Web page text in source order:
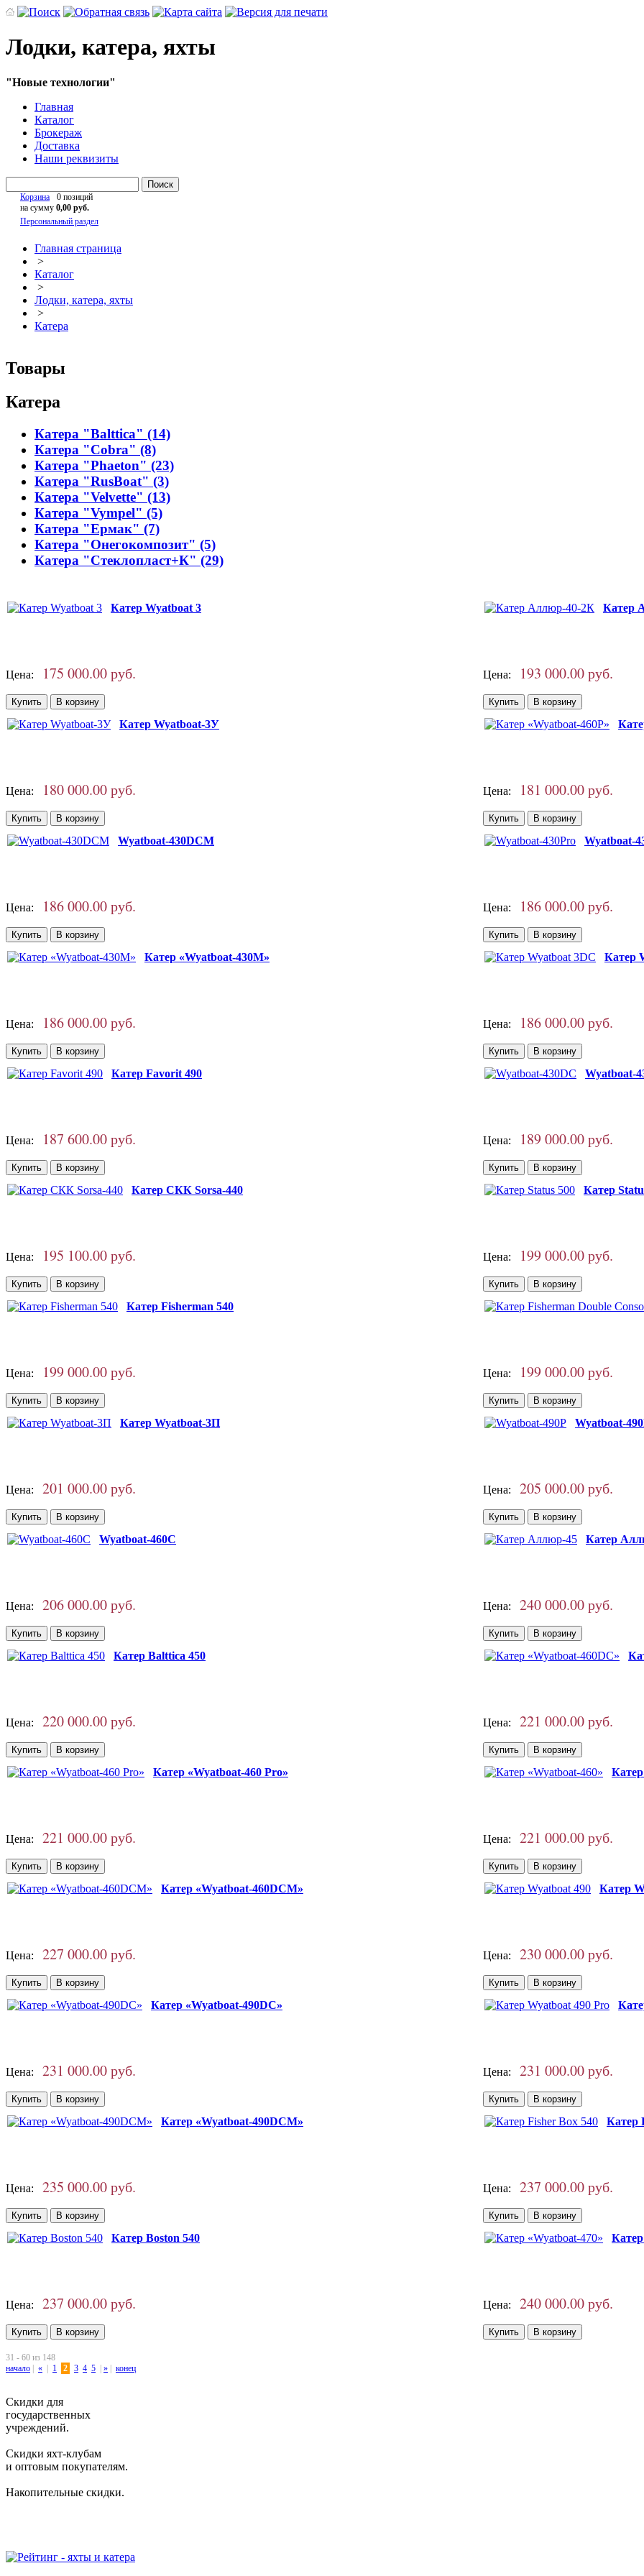
Лодки, катера, яхты
"Новые технологии"
Главная
Каталог
Брокераж
Доставка
Наши реквизиты
Поиск
Корзина
0 позиций
на сумму 0,00 руб.
Персональный раздел
Главная страница
>
Каталог
>
Лодки, катера, яхты
>
Катера
Товары
Катера
Катера "Balttica" (14)
Катера "Cobra" (8)
Катера "Phaeton" (23)
Катера "RusBoat" (3)
Катера "Velvette" (13)
Катера "Vympel" (5)
Катера "Ермак" (7)
Катера "Онегокомпозит" (5)
Катера "Стеклопласт+К" (29)
Катер Wyatboat 3
Цена: 175 000.00 руб.
Катер
Цена: 193 000.00 руб.
Катер Wyatboat-3У
Цена: 180 000.00 руб. Цена: 181 000.00 руб.
Wyatboat-430DCM
Цена: 186 000.00 руб.
Wyatboat-
Цена: 186 000.00 руб.
Катер «Wyatboat-430M»
Цена: 186 000.00 руб.
Катер
Цена: 186 000.00 руб.
Катер Favorit 490
Цена: 187 600.00 руб.
Wyatboat-
Цена: 189 000.00 руб.
Катер СКК Sorsa-440
Цена: 195 100.00 руб.
Катер
Цена: 199 000.00 руб.
Катер Fisherman 540
Цена: 199 000.00 руб. Цена: 199 000.00 руб.
Катер Wyatboat-3П
Цена: 201 000.00 руб.
Wyatboat-
Цена: 205 000.00 руб.
Wyatboat-460C
Цена: 206 000.00 руб.
Катер
Цена: 240 000.00 руб.
Катер Balttica 450
Цена: 220 000.00 руб. Цена: 221 000.00 руб.
Катер «Wyatboat-460 Pro»
Цена: 221 000.00 руб. Цена: 221 000.00 руб.
Катер «Wyatboat-460DCM»
Цена: 227 000.00 руб.
Катер
Цена: 230 000.00 руб.
Катер «Wyatboat-490DC»
Цена: 231 000.00 руб. Цена: 231 000.00 руб.
Катер «Wyatboat-490DCM»
Цена: 235 000.00 руб.
Катер
Цена: 237 000.00 руб.
Катер Boston 540
Цена: 237 000.00 руб. Цена: 240 000.00 руб.
31 - 60 из 148
начало | « | 1 2 3 4 5 | » | конец
Скидки для
государственных
учреждений.
Скидки яхт-клубам
и оптовым покупателям.
Накопительные скидки.